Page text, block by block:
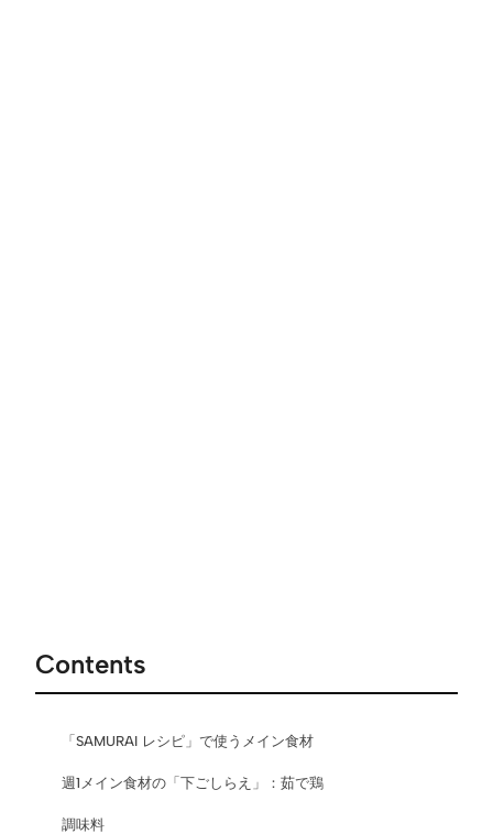
Contents
「SAMURAI レシピ」で使うメイン食材
週1メイン食材の「下ごしらえ」：茹で鶏
調味料